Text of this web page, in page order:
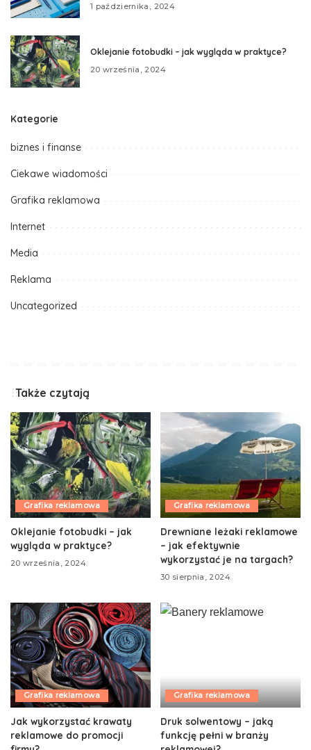
1 października, 2024
Oklejanie fotobudki – jak wygląda w praktyce?
20 września, 2024
Kategorie
biznes i finanse
Ciekawe wiadomości
Grafika reklamowa
Internet
Media
Reklama
Uncategorized
Także czytają
Grafika reklamowa
Oklejanie fotobudki – jak
wygląda w praktyce?
20 września, 2024
Grafika reklamowa
Drewniane leżaki reklamowe
– jak efektywnie
wykorzystać je na targach?
30 sierpnia, 2024
Grafika reklamowa
Jak wykorzystać krawaty
reklamowe do promocji
Grafika reklamowa
Druk solwentowy – jaką
funkcję pełni w branży